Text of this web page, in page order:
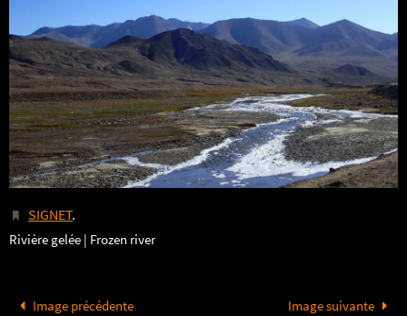
SIGNET.
Rivière gelée | Frozen river
Image précédente Image suivante